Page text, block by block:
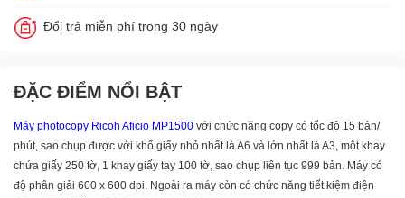
Đổi trả miễn phí trong 30 ngày
ĐẶC ĐIỂM NỔI BẬT
Máy photocopy Ricoh Aficio MP1500 với chức năng copy có tốc độ 15 bản/
phút, sao chụp được với khổ giấy nhỏ nhất là A6 và lớn nhất là A3, một khay
chứa giấy 250 tờ, 1 khay giấy tay 100 tờ, sao chụp liên tục 999 bản. Máy có
độ phân giải 600 x 600 dpi. Ngoài ra máy còn có chức năng tiết kiệm điện